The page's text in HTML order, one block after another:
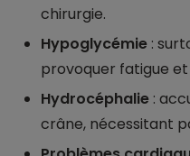
chirurgie.
Hypoglycémie :
provoquer fatigue et
Hydrocéphalie :
crâne, nécessitant